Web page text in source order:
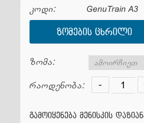
კოდი: GenuTrain A3
ᲖᲝᲛᲔᲑᲘᲡ ᲪᲮᲠᲘᲚᲘ
ზომა:
რაოდენობა: -
გამოიყენება მენისკის